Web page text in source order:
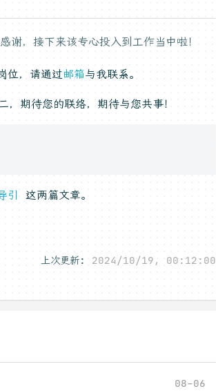
，接下来该专心投入到工作当中啦！
位，请通过邮箱与我联系。
期待您的联络，期待与您共事！
引 这两篇文章。
上次更新: 2024/10/19, 00:12:00
08-06